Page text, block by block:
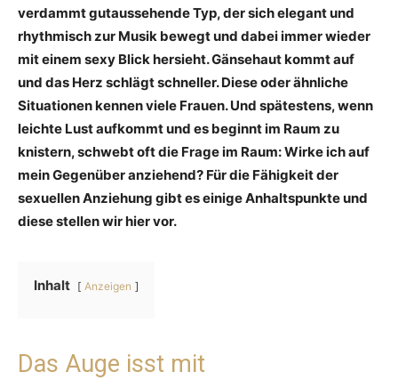
verdammt gutaussehende Typ, der sich elegant und
rhythmisch zur Musik bewegt und dabei immer wieder
mit einem sexy Blick hersieht. Gänsehaut kommt auf
und das Herz schlägt schneller. Diese oder ähnliche
Situationen kennen viele Frauen. Und spätestens, wenn
leichte Lust aufkommt und es beginnt im Raum zu
knistern, schwebt oft die Frage im Raum: Wirke ich auf
mein Gegenüber anziehend? Für die Fähigkeit der
sexuellen Anziehung gibt es einige Anhaltspunkte und
diese stellen wir hier vor.
Inhalt Anzeigen
Das Auge isst mit